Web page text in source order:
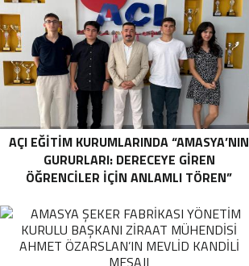
AÇI EĞİTİM KURUMLARINDA “AMASYA’NIN
GURURLARI: DERECEYE GIREN
ÖĞRENCILER İÇIN ANLAMLI TÖREN”